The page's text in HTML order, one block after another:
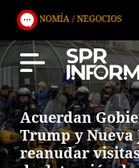
/ NEGOCIOS
Acuerdan
Trump y Nueva
reanudar